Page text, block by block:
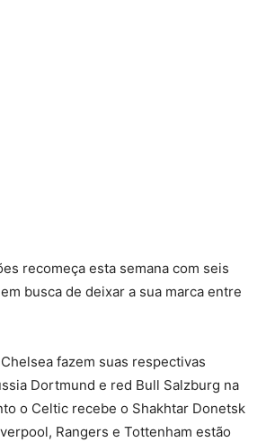
recomeça esta semana com seis
busca de deixar a sua marca entre
fazem suas respectivas
Dortmund e red Bull Salzburg na
o Celtic recebe o Shakhtar Donetsk
Rangers e Tottenham estão